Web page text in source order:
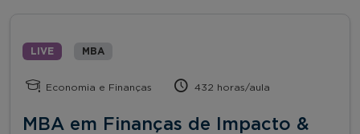
LIVE MBA
Economia e Finanças 432 horas/aula
MBA em Finanças de Impacto &